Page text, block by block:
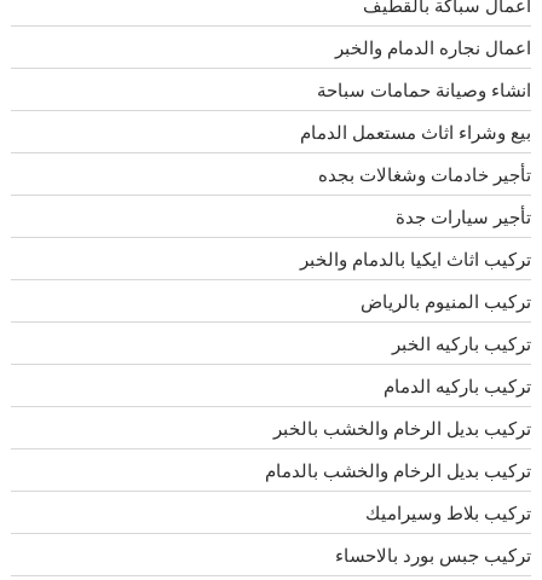
اعمال سباكة بالقطيف
اعمال نجاره الدمام والخبر
انشاء وصيانة حمامات سباحة
بيع وشراء اثاث مستعمل الدمام
تأجير خادمات وشغالات بجده
تأجير سيارات جدة
تركيب اثاث ايكيا بالدمام والخبر
تركيب المنيوم بالرياض
تركيب باركيه الخبر
تركيب باركيه الدمام
تركيب بديل الرخام والخشب بالخبر
تركيب بديل الرخام والخشب بالدمام
تركيب بلاط وسيراميك
تركيب جبس بورد بالاحساء